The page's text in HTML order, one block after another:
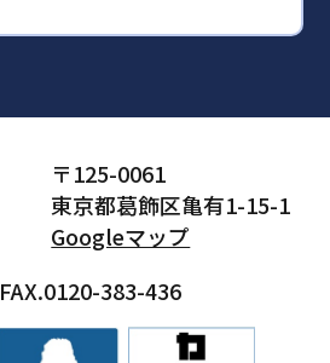
〒125-0061
東京都葛飾区亀有1-15-1
Googleマップ
FAX.0120-383-436